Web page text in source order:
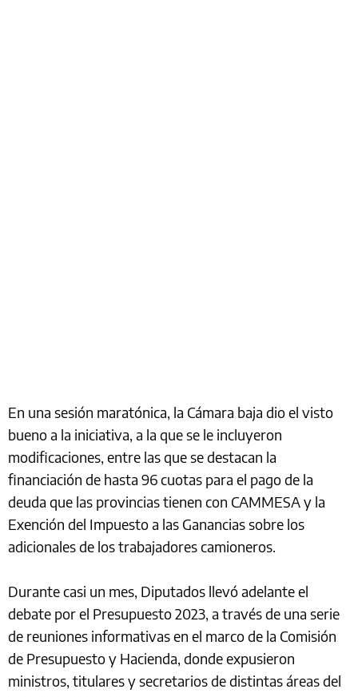
En una sesión maratónica, la Cámara baja dio el visto
bueno a la iniciativa, a la que se le incluyeron
modificaciones, entre las que se destacan la
financiación de hasta 96 cuotas para el pago de la
deuda que las provincias tienen con CAMMESA y la
Exención del Impuesto a las Ganancias sobre los
adicionales de los trabajadores camioneros.
Durante casi un mes, Diputados llevó adelante el
debate por el Presupuesto 2023, a través de una serie
de reuniones informativas en el marco de la Comisión
de Presupuesto y Hacienda, donde expusieron
ministros, titulares y secretarios de distintas áreas del